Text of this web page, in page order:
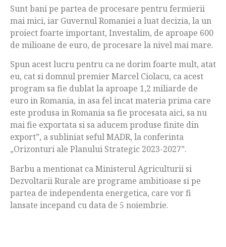
Sunt bani pe partea de procesare pentru fermierii
mai mici, iar Guvernul Romaniei a luat decizia, la un
proiect foarte important, Investalim, de aproape 600
de milioane de euro, de procesare la nivel mai mare.
Spun acest lucru pentru ca ne dorim foarte mult, atat
eu, cat si domnul premier Marcel Ciolacu, ca acest
program sa fie dublat la aproape 1,2 miliarde de
euro in Romania, in asa fel incat materia prima care
este produsa in Romania sa fie procesata aici, sa nu
mai fie exportata si sa aducem produse finite din
export”, a subliniat seful MADR, la conferinta
„Orizonturi ale Planului Strategic 2023-2027”.
Barbu a mentionat ca Ministerul Agriculturii si
Dezvoltarii Rurale are programe ambitioase si pe
partea de independenta energetica, care vor fi
lansate incepand cu data de 5 noiembrie.